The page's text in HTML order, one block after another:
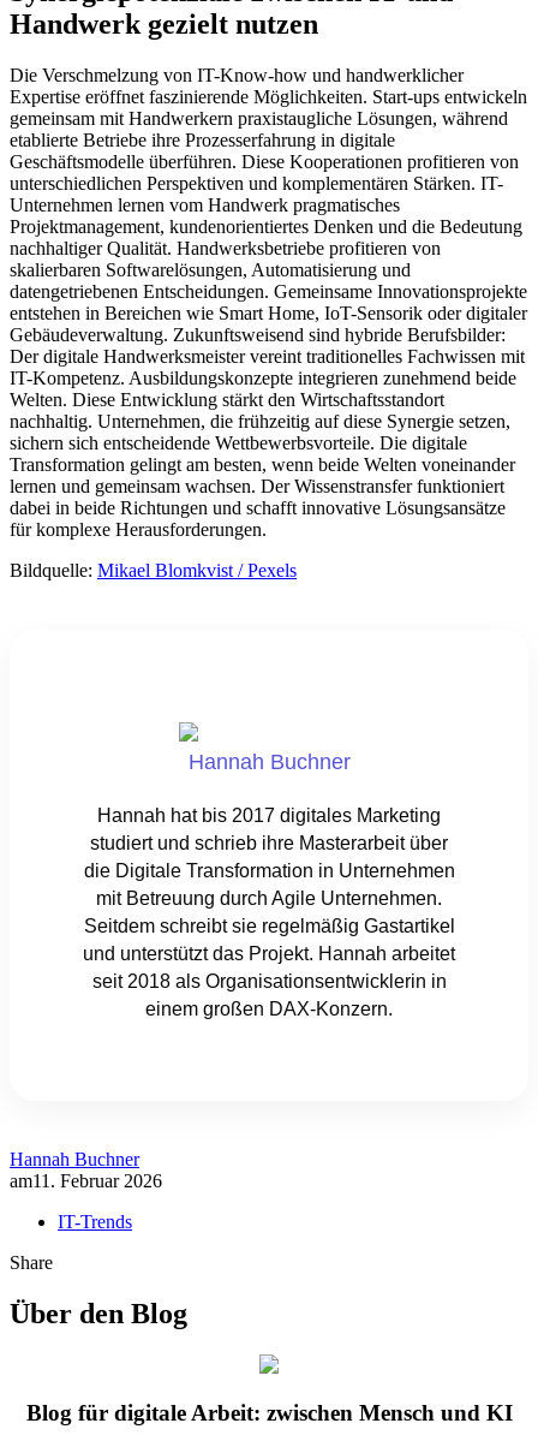
Handwerk gezielt nutzen
Die Verschmelzung von IT-Know-how und handwerklicher
Expertise eröffnet faszinierende Möglichkeiten. Start-ups entwickeln
gemeinsam mit Handwerkern praxistaugliche Lösungen, während
etablierte Betriebe ihre Prozesserfahrung in digitale
Geschäftsmodelle überführen. Diese Kooperationen profitieren von
unterschiedlichen Perspektiven und komplementären Stärken. IT-
Unternehmen lernen vom Handwerk pragmatisches
Projektmanagement, kundenorientiertes Denken und die Bedeutung
nachhaltiger Qualität. Handwerksbetriebe profitieren von
skalierbaren Softwarelösungen, Automatisierung und
datengetriebenen Entscheidungen. Gemeinsame Innovationsprojekte
entstehen in Bereichen wie Smart Home, IoT-Sensorik oder digitaler
Gebäudeverwaltung. Zukunftsweisend sind hybride Berufsbilder:
Der digitale Handwerksmeister vereint traditionelles Fachwissen mit
IT-Kompetenz. Ausbildungskonzepte integrieren zunehmend beide
Welten. Diese Entwicklung stärkt den Wirtschaftsstandort
nachhaltig. Unternehmen, die frühzeitig auf diese Synergie setzen,
sichern sich entscheidende Wettbewerbsvorteile. Die digitale
Transformation gelingt am besten, wenn beide Welten voneinander
lernen und gemeinsam wachsen. Der Wissenstransfer funktioniert
dabei in beide Richtungen und schafft innovative Lösungsansätze
für komplexe Herausforderungen.
Bildquelle: Mikael Blomkvist / Pexels
Hannah Buchner
Hannah hat bis 2017 digitales Marketing
studiert und schrieb ihre Masterarbeit über
die Digitale Transformation in Unternehmen
mit Betreuung durch Agile Unternehmen.
Seitdem schreibt sie regelmäßig Gastartikel
und unterstützt das Projekt. Hannah arbeitet
seit 2018 als Organisationsentwicklerin in
einem großen DAX-Konzern.
Hannah Buchner
am11. Februar 2026
IT-Trends
Share
Über den Blog
Blog für digitale Arbeit: zwischen Mensch und KI